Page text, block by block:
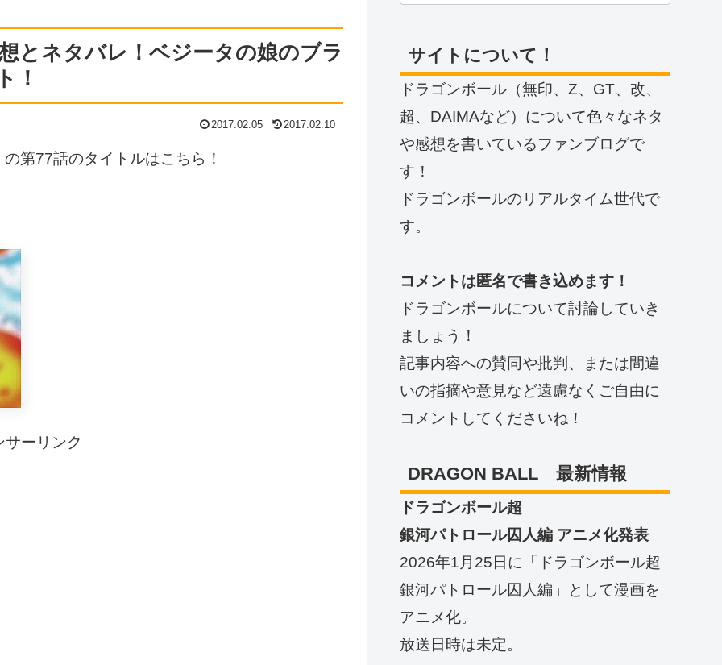
とネタバレ！ベジータの娘のブラ
！
2017.02.05 2017.02.10
第77話のタイトルはこちら！
サーリンク
サイトについて！
ドラゴンボール（無印、Z、GT、改、
超、DAIMAなど）について色々なネタ
や感想を書いているファンブログで
す！
ドラゴンボールのリアルタイム世代で
す。
コメントは匿名で書き込めます！
ドラゴンボールについて討論していき
ましょう！
記事内容への賛同や批判、または間違
いの指摘や意見など遠慮なくご自由に
コメントしてくださいね！
DRAGON BALL 最新情報
ドラゴンボール超
銀河パトロール囚人編 アニメ化発表
2026年1月25日に「ドラゴンボール超
銀河パトロール囚人編」として漫画を
アニメ化。
放送日時は未定。